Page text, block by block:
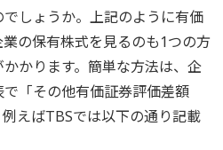
しょうか。上記のように有価
の保有株式を見るのも1つの方
かります。簡単な方法は、企
「その他有価証券評価差額
えばTBSでは以下の通り記載